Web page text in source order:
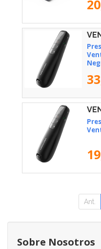
Ant.
Sobre Nosotros